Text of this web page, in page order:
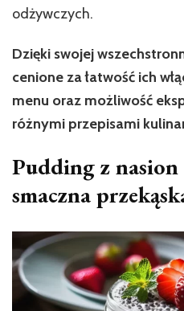
odżywczych.
Dzięki swojej
cenione za łatwość ich
menu oraz możliwość
różnymi przepisami
Pudding z
smaczna